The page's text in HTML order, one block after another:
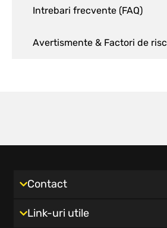
Intrebari frecvente (FAQ)
Avertismente & Factori de risc
Contact
Link-uri utile